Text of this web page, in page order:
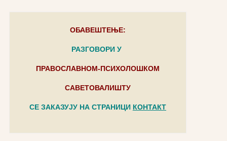
ОБАВЕШТЕЊЕ:
РАЗГОВОРИ У
ПРАВОСЛАВНОМ-ПСИХОЛОШКОМ
САВЕТОВАЛИШТУ
СЕ ЗАКАЗУЈУ НА СТРАНИЦИ КОНТАКТ